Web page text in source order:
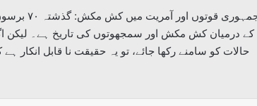
کے درمیان کش مکش اور سمجھوتوں کی تاریخ ہے۔ لیکن
حالات کو سامنے رکھا جائے، تو یہ حقیقت نا قابل انکار